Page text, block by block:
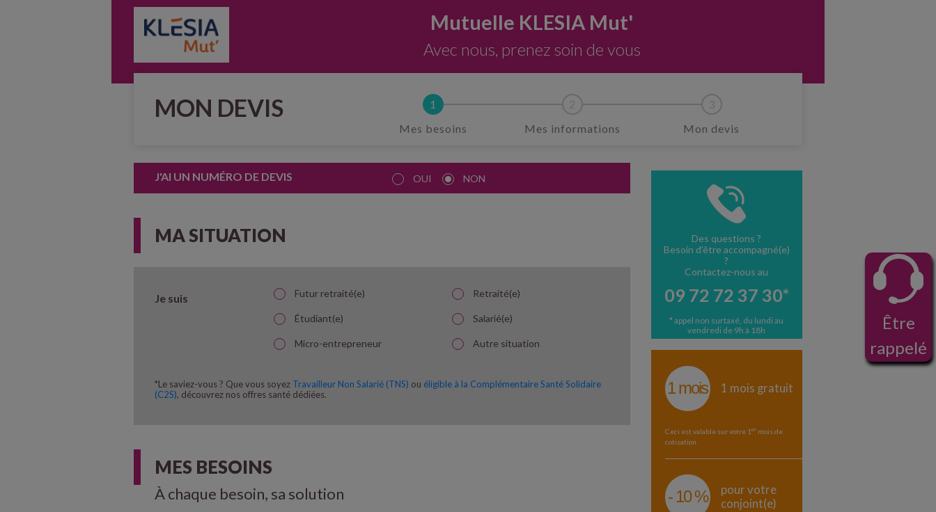
Mutuelle KLESIA Mut'
Avec nous, prenez soin de vous
MON DEVIS
Mes besoins Mes informations Mon devis
J'AI UN NUMÉRO DE DEVIS OUI NON
MA SITUATION
Je suis Futur retraité(e) Retraité(e)
Étudiant(e) Salarié(e)
Micro-entrepreneur Autre situation
*Le saviez-vous ? Que vous soyez Travailleur Non Salarié (TNS) ou éligible à la Complémentaire Santé Solidaire
(C2S), découvrez nos offres santé dédiées.
MES BESOINS
À chaque besoin, sa solution
Des questions ?
Besoin d'être accompagné(e)
?
Contactez-nous au
09 72 72 37 30*
* appel non surtaxé, du lundi au
vendredi de 9h à 18h
1 mois 1 mois gratuit
Ceci est valable sur votre 1 ermois de
cotisation.
- 10 %
pour votre
conjoint(e)
Être
rappelé